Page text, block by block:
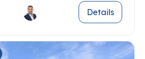
Details